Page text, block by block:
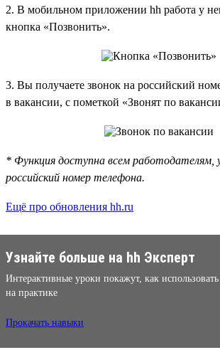
2. В мобильном приложении hh работа у
кнопка «Позвонить».
3. Вы получаете звонок на российский
в вакансии, с пометкой «Звонят по
* Функция доступна всем работодателям,
российский номер телефона.
Ещё про обновления hh.ru
Узнайте больше на hh Эксперт
Интерактивные уроки покажут, как
на практике
Прокачать навыки